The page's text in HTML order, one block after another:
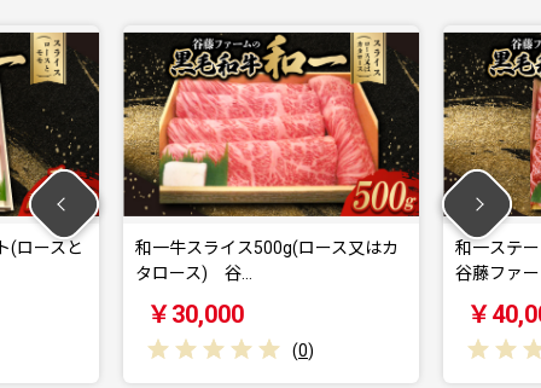
和一牛スライス500g(ロース又はカ
タロース) 谷…
￥30,000
(0 )
和一ステーキ用サ
谷藤ファームおす…
￥40,000
(